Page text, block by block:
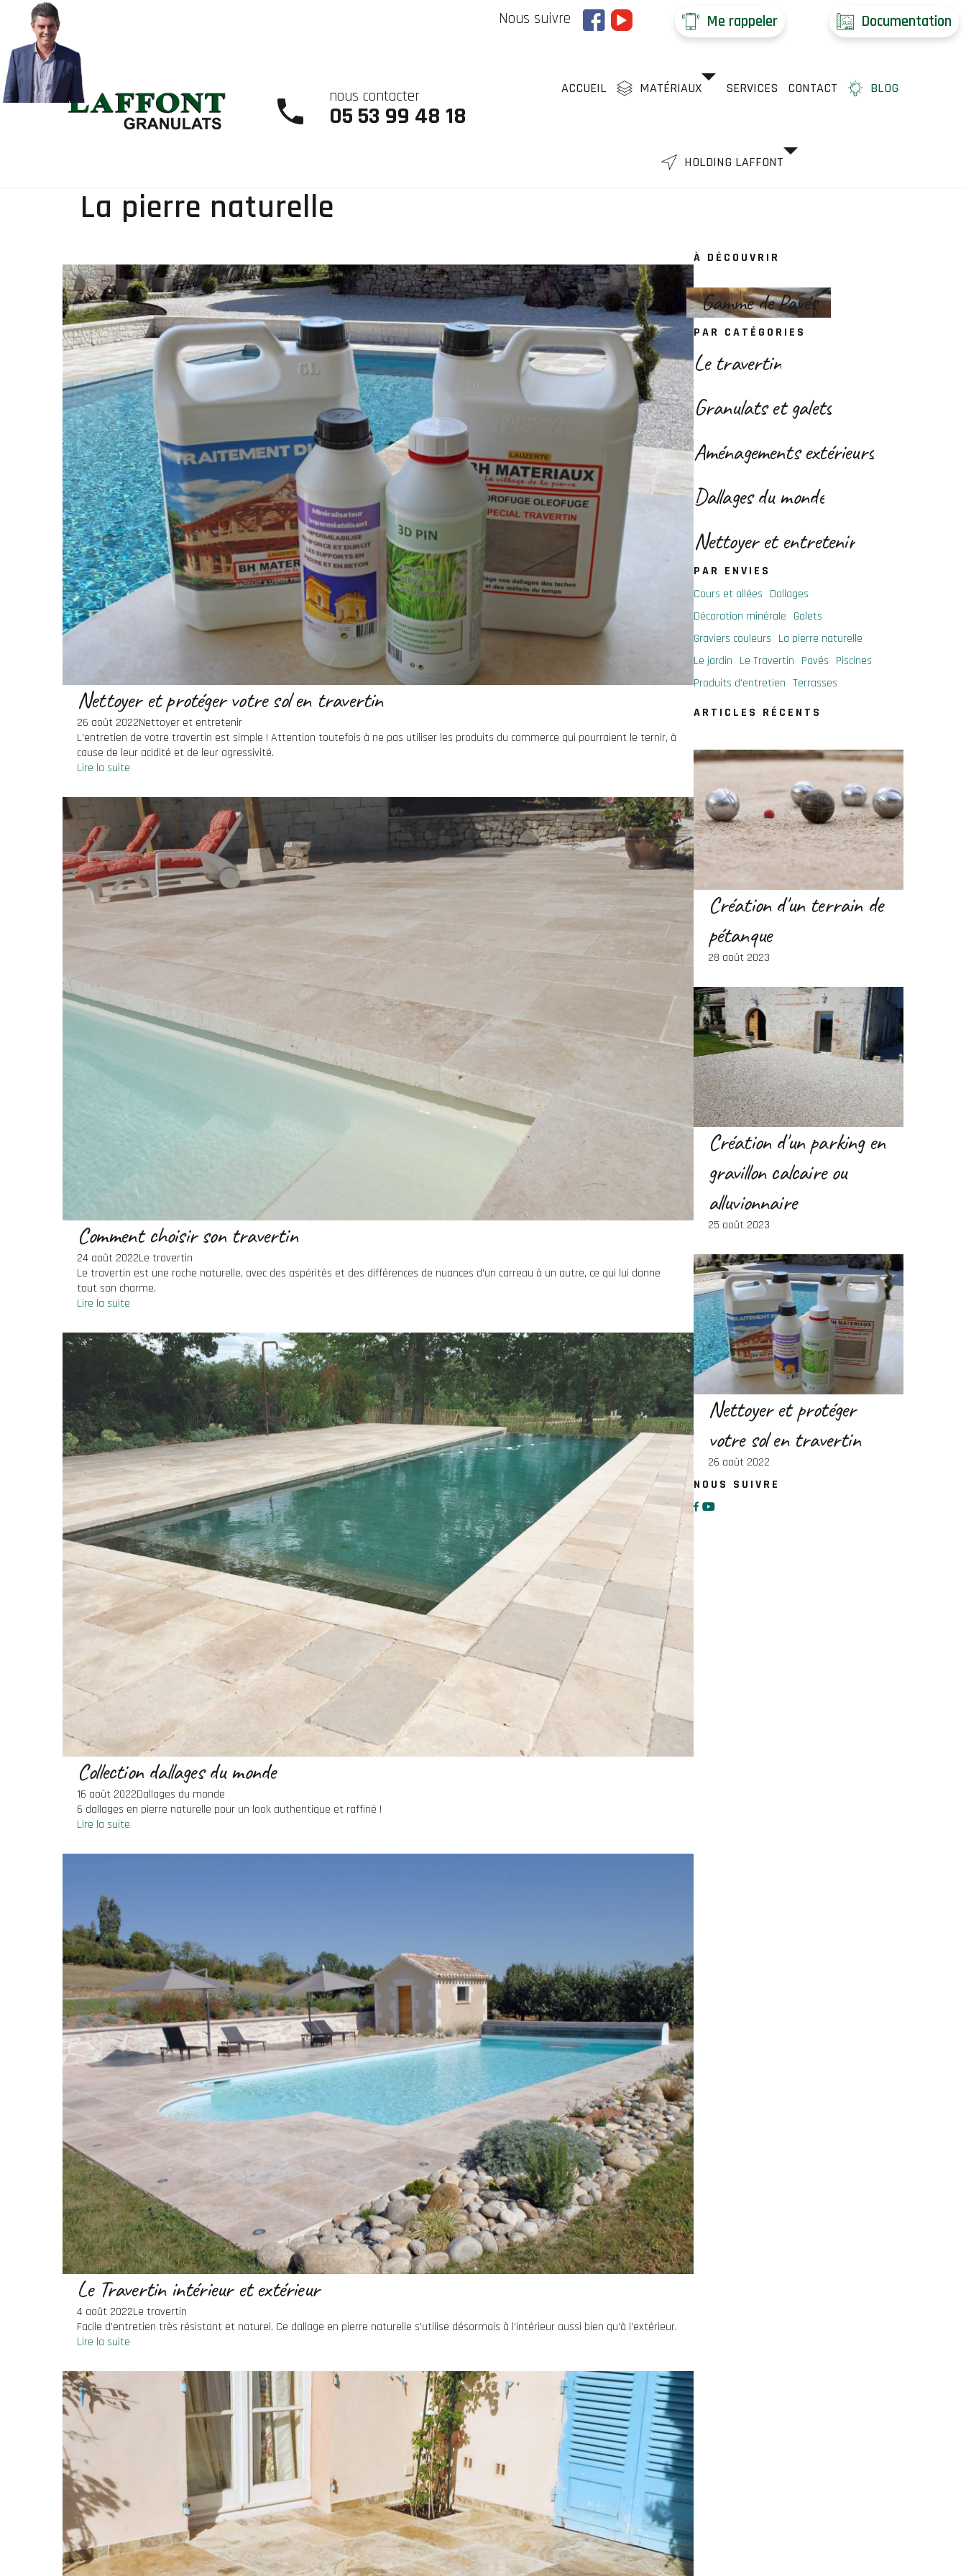
Nous suivre Me rappeler Documentation
nous contacter
05 53 99 48 18
ACCUEIL MATÉRIAUX SERVICES CONTACT BLOG
HOLDING LAFFONT
La pierre naturelle
Nettoyer et protéger votre sol en travertin
26 août 2022Nettoyer et entretenir
L’entretien de votre travertin est simple ! Attention toutefois à ne pas utiliser les produits du commerce qui pourraient le ternir, à
cause de leur acidité et de leur agressivité.
Lire la suite
Comment choisir son travertin
24 août 2022Le travertin
Le travertin est une roche naturelle, avec des aspérités et des différences de nuances d’un carreau à un autre, ce qui lui donne
tout son charme.
Lire la suite
Collection dallages du monde
16 août 2022Dallages du monde
6 dallages en pierre naturelle pour un look authentique et raffiné !
Lire la suite
Le Travertin intérieur et extérieur
4 août 2022Le travertin
Facile d’entretien très résistant et naturel. Ce dallage en pierre naturelle s’utilise désormais à l’intérieur aussi bien qu’à l’extérieur.
Lire la suite
À DÉCOUVRIR
Gamme de Pavés
PAR CATÉGORIES
Le travertin
Granulats et galets
Aménagements extérieurs
Dallages du monde
Nettoyer et entretenir
PAR ENVIES
Cours et allées Dallages
Décoration minérale Galets
Graviers couleurs La pierre naturelle
Le jardin Le Travertin Pavés Piscines
Produits d'entretien Terrasses
ARTICLES RÉCENTS
Création d'un terrain de
pétanque
28 août 2023
Création d'un parking en
gravillon calcaire ou
alluvionnaire
25 août 2023
Nettoyer et protéger
votre sol en travertin
26 août 2022
NOUS SUIVRE